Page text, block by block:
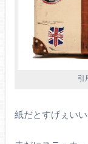
引
紙だとすげぇい